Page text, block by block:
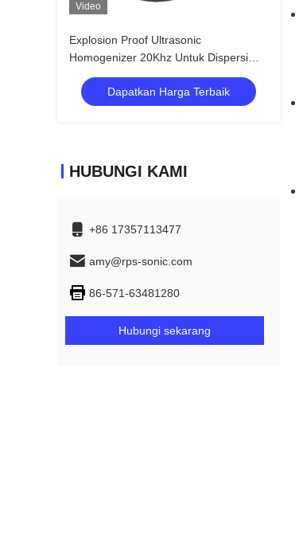
Video
Explosion Proof Ultrasonic
Homogenizer 20Khz Untuk Dispersi
Dan Depolimerisasi
Dapatkan Harga Terbaik
HUBUNGI KAMI
+86 17357113477
amy@rps-sonic.com
86-571-63481280
Hubungi sekarang